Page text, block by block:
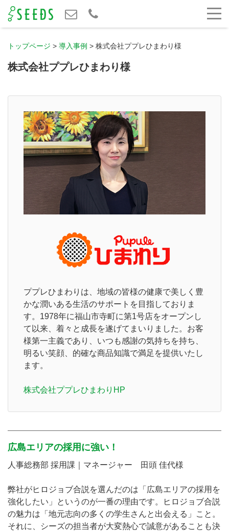
トップページ > 導入事例 > 株式会社ププレひまわり様
株式会社ププレひまわり様
ププレひまわりは、地域の皆様の健康で美しく豊
かな潤いある生活のサポートを目指しておりま
す。1978年に福山市寺町に第1号店をオープンし
て以来、着々と成長を遂げてまいりました。お客
様第一主義であり、いつも感謝の気持ちを持ち、
明るい笑顔、的確な商品知識で満足を提供いたし
ます。
株式会社ププレひまわりHP
広島エリアの採用に強い！
人事総務部 採用課｜マネージャー 田頭 佳代様
弊社がヒロジョブ合説を選んだのは「広島エリアの採用を
強化したい」というのが一番の理由です。ヒロジョブ合説
の魅力は「地元志向の多くの学生さんと出会える」こと。
それに、シーズの担当者が大変熱心で誠意があることも決